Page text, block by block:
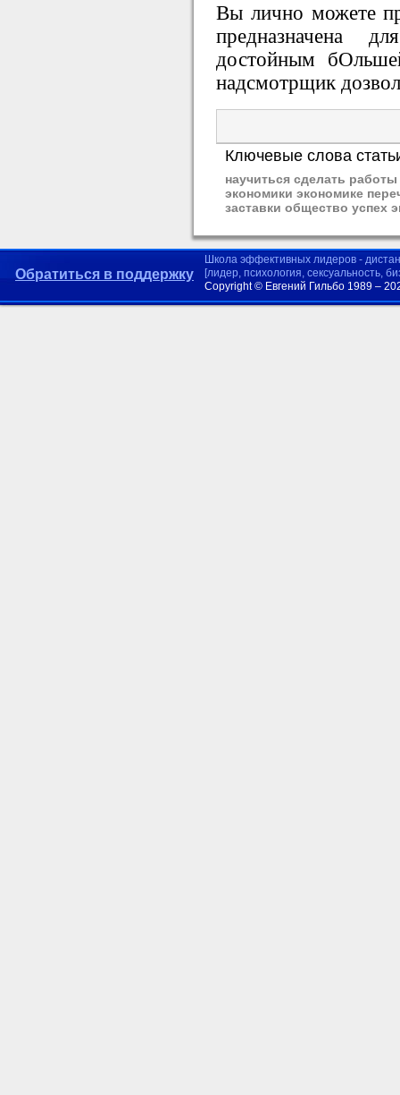
Вы лично можете
предназначена
достойным
надсмотрщик
Ключевые слова
научиться сделать
экономики экономике
заставки общество успех
Обратиться в поддержку
Школа эффективных лидеров -
[лидер, психология, сексуальность,
Copyright © Евгений Гильбо 1989 –